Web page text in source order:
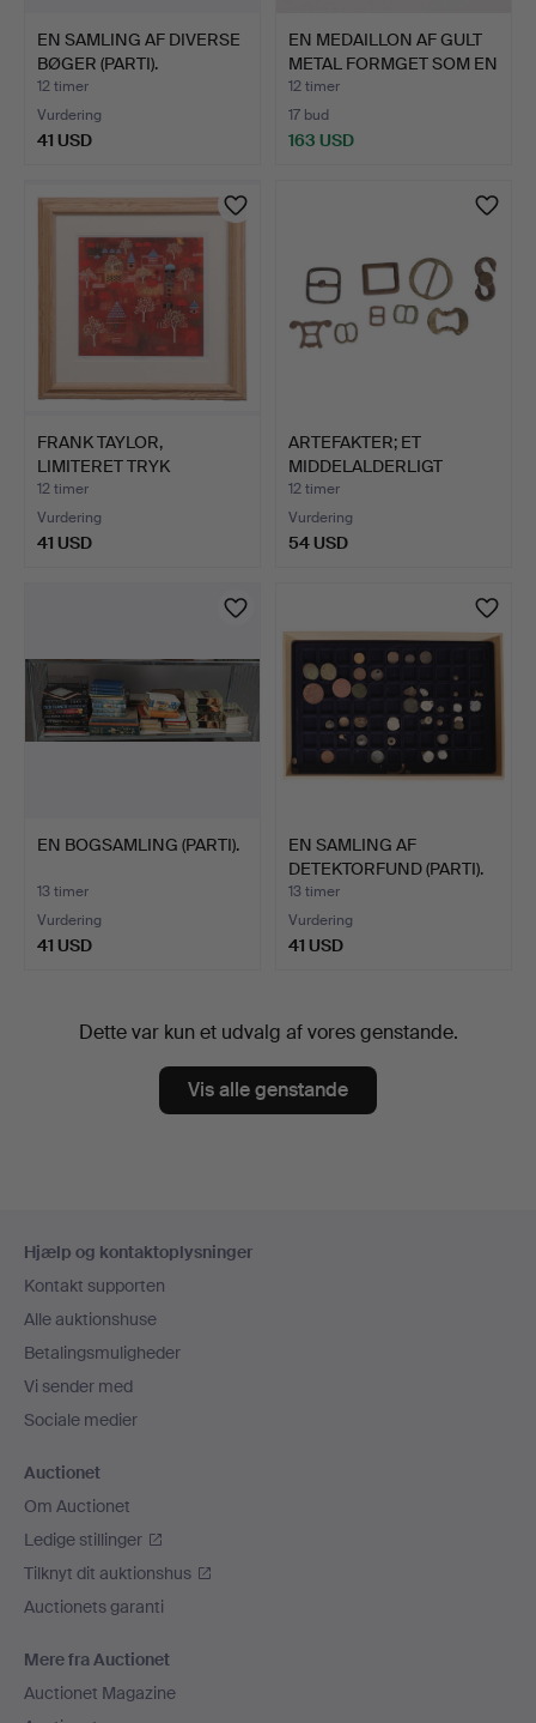
EN SAMLING AF DIVERSE
BØGER (PARTI).
12 timer
Vurdering
41 USD
EN MEDAILLON AF GULT
METAL FORMGET SOM EN
…
12 timer
17 bud
163 USD
FRANK TAYLOR,
LIMITERET TRYK
"RAJASTAN".
12 timer
Vurdering
41 USD
ARTEFAKTER; ET
MIDDELALDERLIGT
DOBBELTHOVE…
12 timer
Vurdering
54 USD
EN BOGSAMLING (PARTI).
13 timer
Vurdering
41 USD
EN SAMLING AF
DETEKTORFUND (PARTI).
13 timer
Vurdering
41 USD
Dette var kun et udvalg af vores genstande.
Vis alle genstande
Hjælp og kontaktoplysninger
Kontakt supporten
Alle auktionshuse
Betalingsmuligheder
Vi sender med
Sociale medier
Auctionet
Om Auctionet
Ledige stillinger
Tilknyt dit auktionshus
Auctionets garanti
Mere fra Auctionet
Auctionet Magazine